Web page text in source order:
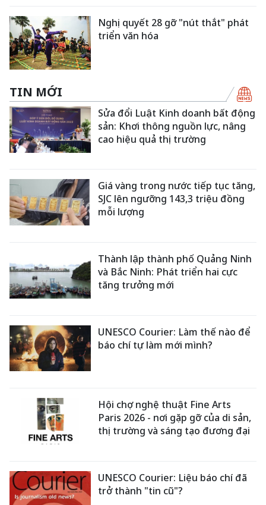
Nghị quyết 28 gỡ "nút thắt" phát
triển văn hóa
TIN MỚI
Sửa đổi Luật Kinh doanh bất động
sản: Khơi thông nguồn lực, nâng
cao hiệu quả thị trường
Giá vàng trong nước tiếp tục tăng,
SJC lên ngưỡng 143,3 triệu đồng
mỗi lượng
Thành lập thành phố Quảng Ninh
và Bắc Ninh: Phát triển hai cực
tăng trưởng mới
UNESCO Courier: Làm thế nào để
báo chí tự làm mới mình?
Hội chợ nghệ thuật Fine Arts
Paris 2026 - nơi gặp gỡ của di sản,
thị trường và sáng tạo đương đại
UNESCO Courier: Liệu báo chí đã
trở thành "tin cũ"?